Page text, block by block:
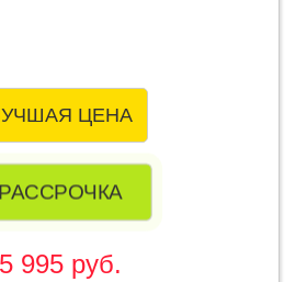
ЦЕНА
РАССРОЧКА
5 995 руб.